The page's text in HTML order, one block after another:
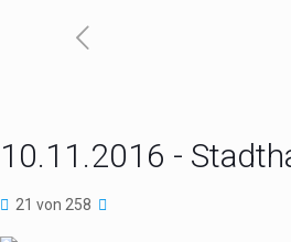
10.11.2016 -
21 von 258